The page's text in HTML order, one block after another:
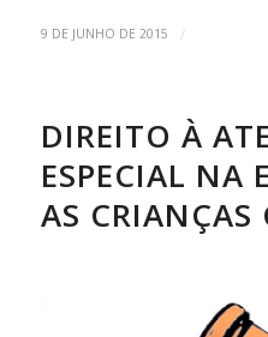
9 DE JUNHO DE 2015 /
DIREITO À
ESPECIAL NA
AS CRIANÇAS